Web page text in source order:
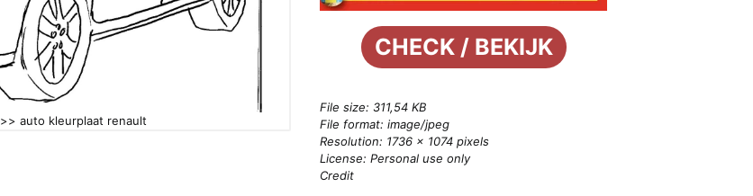
auto kleurplaat renault
CHECK / BEKIJK
File size: 311,54 KB
File format: image/jpeg
Resolution: 1736 × 1074 pixels
License: Personal use only
Credit